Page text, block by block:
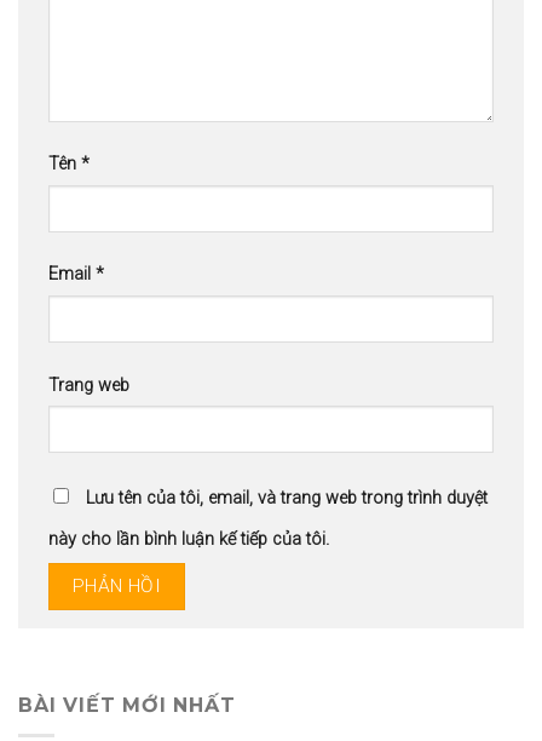
Tên *
Email *
Trang web
Lưu tên của tôi, email, và trang web trong trình duyệt
này cho lần bình luận kế tiếp của tôi.
BÀI VIẾT MỚI NHẤT